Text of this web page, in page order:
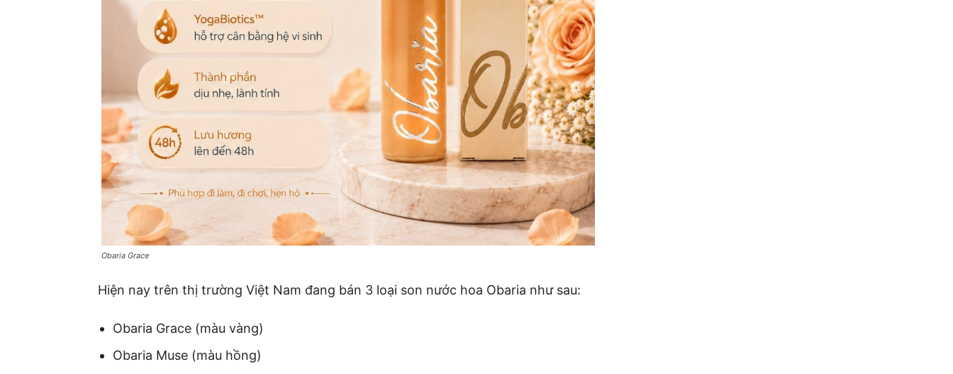
Obaria Grace
Hiện nay trên thị trường Việt Nam đang bán 3 loại son nước hoa Obaria như sau:
Obaria Grace (màu vàng)
Obaria Muse (màu hồng)